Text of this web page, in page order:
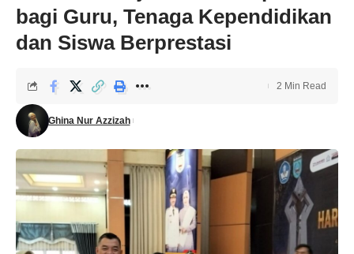
bagi Guru, Tenaga Kependidikan
dan Siswa Berprestasi
Ghina Nur Azzizah
2 Min Read